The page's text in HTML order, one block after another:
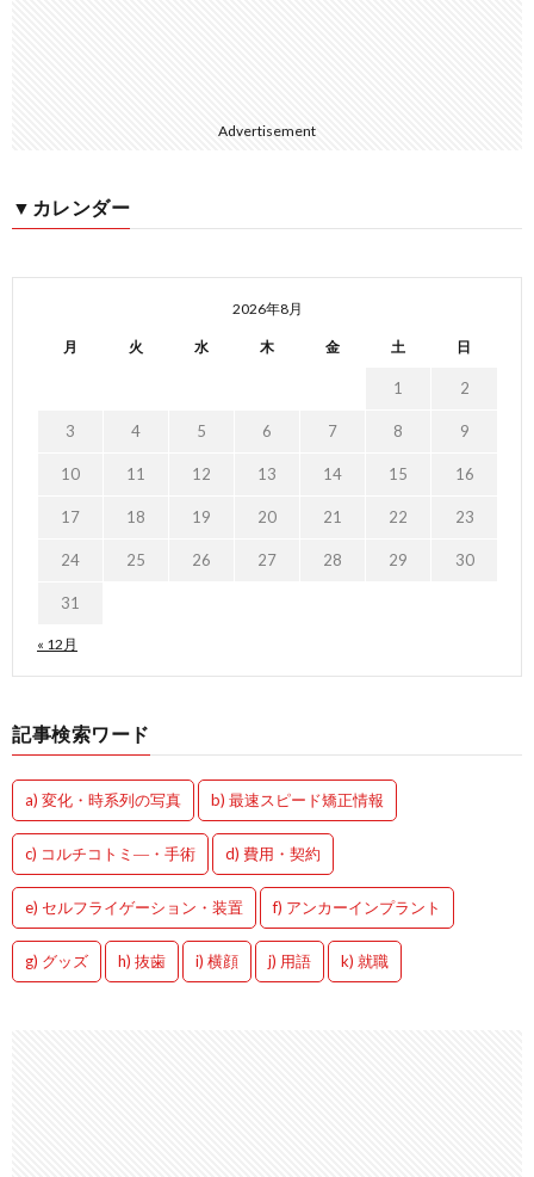
Advertisement
▼カレンダー
2026年8月
月 火 水 木 金 土 日
« 12月
1 2
3 4 5 6 7 8 9
10 11 12 13 14 15 16
17 18 19 20 21 22 23
24 25 26 27 28 29 30
31
記事検索ワード
a) 変化・時系列の写真 b) 最速スピード矯正情報
c) コルチコトミ―・手術 d) 費用・契約
e) セルフライゲーション・装置 f) アンカーインプラント
g) グッズ h) 抜歯 i) 横顔 j) 用語 k) 就職